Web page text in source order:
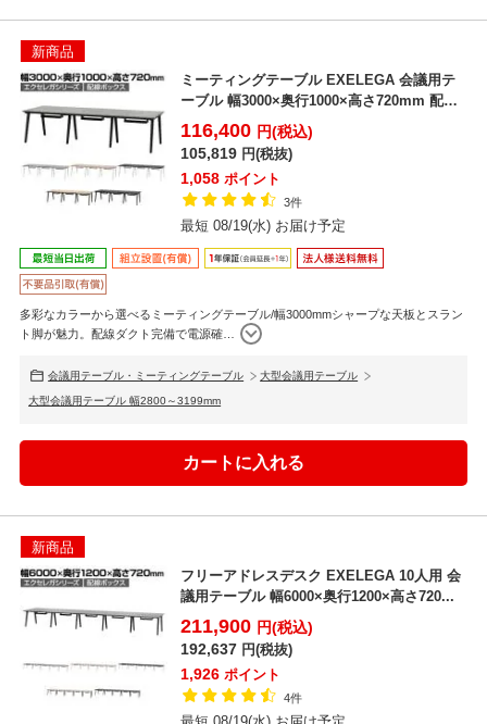
新商品
ミーティングテーブル EXELEGA 会議用テ
ーブル 幅3000×奥行1000×高さ720mm 配
線...
116,400 円(税込)
105,819 円(税抜)
1,058 ポイント
3件
最短 08/19(水) お届け予定
多彩なカラーから選べるミーティングテーブル/幅3000mmシャープな天板とスラン
ト脚が魅力。配線ダクト完備で電源確…
会議用テーブル・ミーティングテーブル 大型会議用テーブル
大型会議用テーブル 幅2800～3199mm
新商品
フリーアドレスデスク EXELEGA 10人用 会
議用テーブル 幅6000×奥行1200×高さ720...
211,900 円(税込)
192,637 円(税抜)
1,926 ポイント
4件